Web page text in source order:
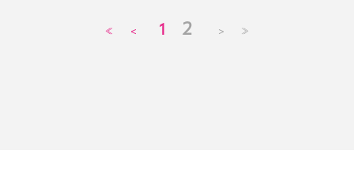
≪ < 1 2 > ≫